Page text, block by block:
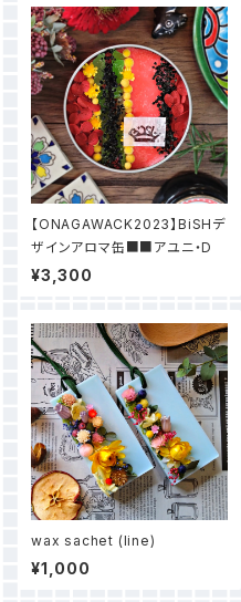
【ONAGAWACK2023】BiSHデ
ザインアロマ缶■■アユニ・D
¥3,300
wax sachet (line)
¥1,000